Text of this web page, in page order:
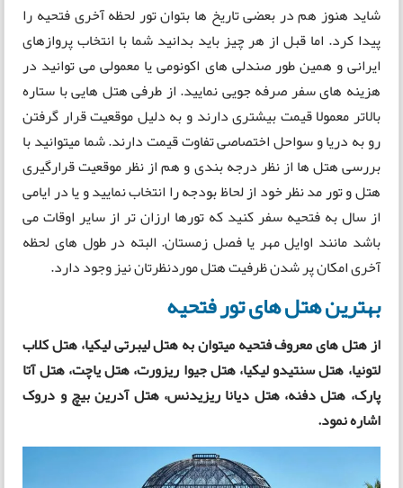
شاید هنوز هم در بعضی تاریخ ها بتوان تور لحظه آخری فتحیه را
پیدا کرد. اما قبل از هر چیز باید بدانید شما با انتخاب پروازهای
ایرانی و همین طور صندلی های اکونومی یا معمولی می توانید در
هزینه های سفر صرفه جویی نمایید. از طرفی هتل هایی با ستاره
بالاتر معمولا قیمت بیشتری دارند و به دلیل موقعیت قرار گرفتن
رو به دریا و سواحل اختصاصی تفاوت قیمت دارند. شما میتوانید با
بررسی هتل ها از نظر درجه بندی و هم از نظر موقعیت قرارگیری
هتل و تور مد نظر خود از لحاظ بودجه را انتخاب نمایید و یا در ایامی
از سال به فتحیه سفر کنید که تورها ارزان تر از سایر اوقات می
باشد مانند اوایل مهر یا فصل زمستان. البته در طول های لحظه
آخری امکان پر شدن ظرفیت هتل موردنظرتان نیز وجود دارد.
بهترین هتل های تور فتحیه
از هتل های معروف فتحیه میتوان به هتل لیبرتی لیکیا، هتل کلاب
لتونیا، هتل سنتیدو لیکیا، هتل جیوا ریزورت، هتل یاچت، هتل آتا
پارک، هتل دفنه، هتل دیانا ریزیدنس، هتل آدرین بیچ و دروک
اشاره نمود.